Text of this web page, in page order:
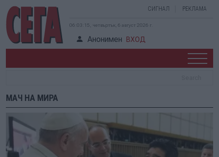
СИГНАЛ РЕКЛАМА
06:03:15, четвъртък, 6 август 2026 г.
Анонимен ВХОД
МАЧ НА МИРА